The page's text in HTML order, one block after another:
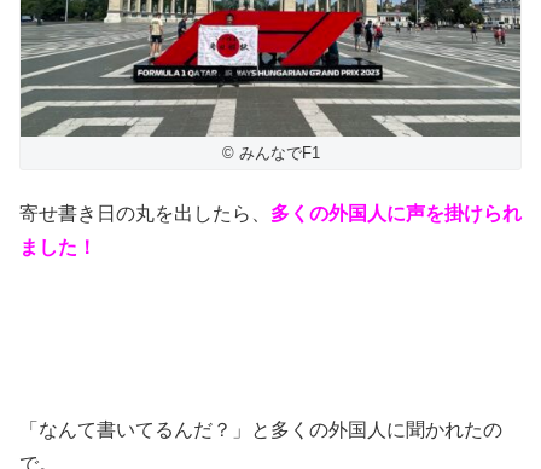
© みんなでF1
寄せ書き日の丸を出したら、 多くの外国人に声を掛けられ
ました！
「なんて書いてるんだ？」と多くの外国人に聞かれたの
で。